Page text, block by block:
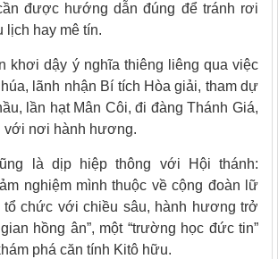
được hướng dẫn đúng để tránh rơi
lịch hay mê tín.
khơi dậy ý nghĩa thiêng liêng qua việc
lãnh nhận Bí tích Hòa giải, tham dự
lần hạt Mân Côi, đi đàng Thánh Giá,
với nơi hành hương.
là dịp hiệp thông với Hội thánh:
nghiệm mình thuộc về cộng đoàn lữ
chức với chiều sâu, hành hương trở
hồng ân”, một “trường học đức tin”
phá căn tính Kitô hữu.